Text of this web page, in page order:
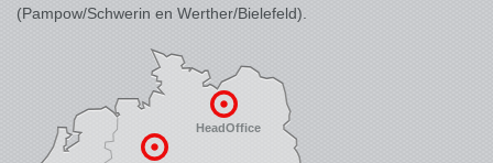
(Pampow/Schwerin en Werther/Bielefeld).
HeadOffice